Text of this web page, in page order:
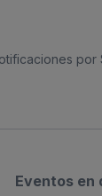
Eventos en